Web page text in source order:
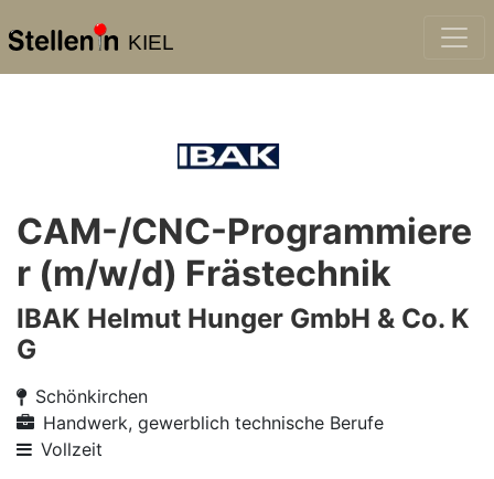
KIEL
CAM-/CNC-Programmiere
r (m/w/d) Frästechnik
IBAK Helmut Hunger GmbH & Co. K
G
Schönkirchen
Handwerk, gewerblich technische Berufe
Vollzeit